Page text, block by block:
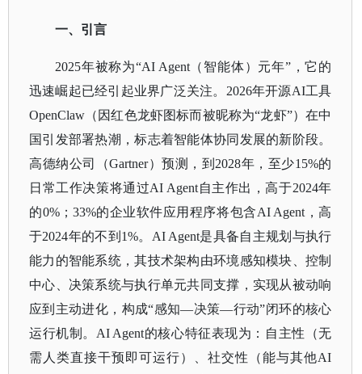
一、引言
2025年被称为“AI Agent（智能体）元年”，它的
迅速崛起已经引起业界广泛关注。2026年开源AI工具
OpenClaw （因红色龙虾图标而被昵称为“龙虾”）在中
国引发部署热潮，标志着智能体协同发展的新阶段。
高德纳公司（Gartner）预测，到2028年，至少15%的
日常工作决策将通过AI Agent自主作出，高于2024年
的0%；33%的企业软件应用程序将包含AI Agent，高
于2024年的不到1%。AI Agent是具备自主规划与执行
能力的智能系统，其技术架构由环境感知模块、控制
中心、决策系统与执行单元共同支撑，实现从被动响
应到主动进化，构成“感知—决策—行动”闭环的核心
运行机制。AI Agent的核心特征表现为：自主性（无
需人类直接干预即可运行）、社交性（能与其他AI